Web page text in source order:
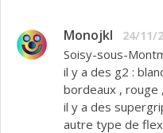
Monojkl 24/11/
Soisy-sous-
il y a des g2 :
bordeaux , rouge
il y a des
autre type de